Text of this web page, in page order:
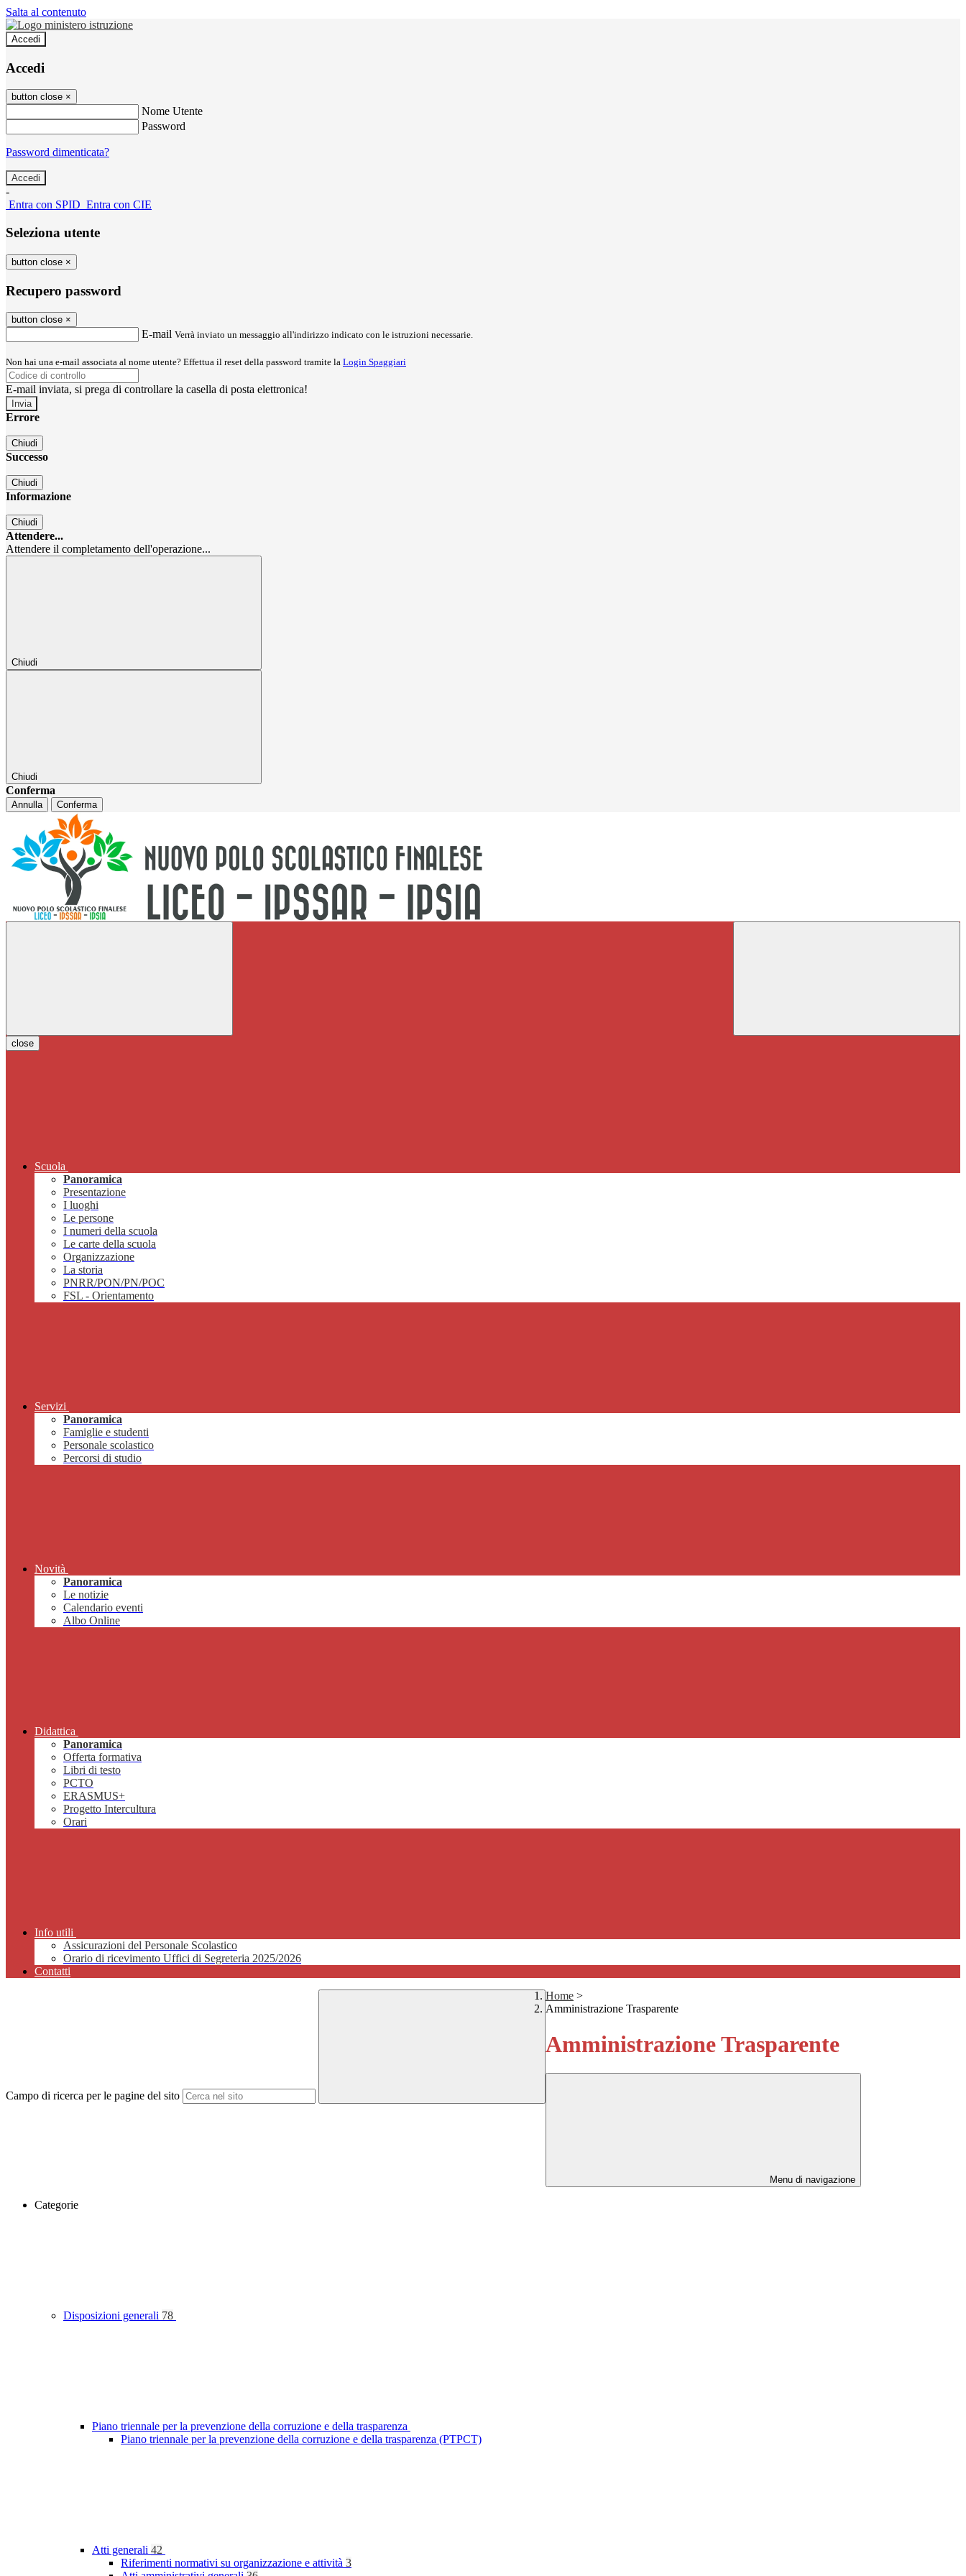
Salta al contenuto
Accedi
Accedi
button close ×
Nome Utente
Password
Password dimenticata?
-
Entra con SPID Entra con CIE
Seleziona utente
button close ×
Recupero password
button close ×
E-mail Verrà inviato un messaggio all'indirizzo indicato con le istruzioni necessarie.
Non hai una e-mail associata al nome utente? Effettua il reset della password tramite la Login Spaggiari
E-mail inviata, si prega di controllare la casella di posta elettronica!
Errore
Chiudi
Successo
Chiudi
Informazione
Chiudi
Attendere...
Attendere il completamento dell'operazione...
Chiudi
Chiudi
Conferma
Annulla Conferma
close
Scuola
Panoramica
Presentazione
I luoghi
Le persone
I numeri della scuola
Le carte della scuola
Organizzazione
La storia
PNRR/PON/PN/POC
FSL - Orientamento
Servizi
Panoramica
Famiglie e studenti
Personale scolastico
Percorsi di studio
Novità
Panoramica
Le notizie
Calendario eventi
Albo Online
Didattica
Panoramica
Offerta formativa
Libri di testo
PCTO
ERASMUS+
Progetto Intercultura
Orari
Info utili
Assicurazioni del Personale Scolastico
Orario di ricevimento Uffici di Segreteria 2025/2026
Contatti
Campo di ricerca per le pagine del sito
Home >
Amministrazione Trasparente
Amministrazione Trasparente
Menu di navigazione
Categorie
Disposizioni generali 78
Piano triennale per la prevenzione della corruzione e della trasparenza
Piano triennale per la prevenzione della corruzione e della trasparenza (PTPCT)
Atti generali 42
Riferimenti normativi su organizzazione e attività 3